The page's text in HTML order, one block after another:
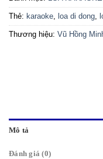
Thẻ: karaoke, loa di dong,
Thương hiệu: Vũ Hồng
Mô tả
Đánh giá (0)